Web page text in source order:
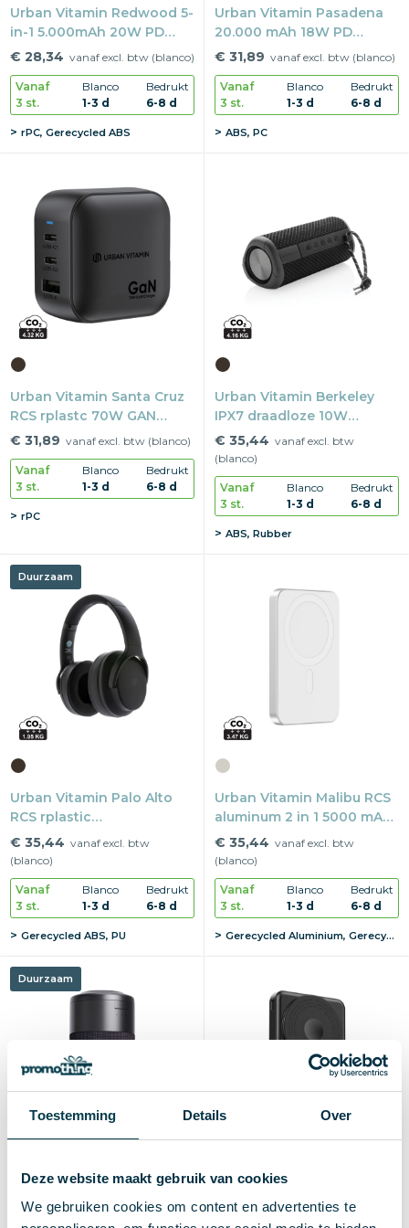
Toestemming Details Over
Deze website maakt gebruik van cookies
We gebruiken cookies om content en advertenties te
Urban Vitamin Redwood 5-
in-1 5.000mAh 20W PD
magn. powerbank
€ 28,34 vanaf excl. btw (blanco)
Vanaf
3 st.
Blanco
1-3 d
Bedrukt
6-8 d
rPC, Gerecycled ABS
Urban Vitamin Pasadena
20.000 mAh 18W PD
powerbank
€ 31,89 vanaf excl. btw (blanco)
Vanaf
3 st.
Blanco
1-3 d
Bedrukt
6-8 d
ABS, PC
Urban Vitamin Santa Cruz
RCS rplastc 70W GAN
oplader
€ 31,89 vanaf excl. btw (blanco)
Vanaf
3 st.
Blanco
1-3 d
Bedrukt
6-8 d
rPC
Urban Vitamin Berkeley
IPX7 draadloze 10W
luidspreker
€ 35,44 vanaf excl. btw
(blanco)
Vanaf
3 st.
Blanco
1-3 d
Bedrukt
6-8 d
ABS, Rubber
Duurzaam
Urban Vitamin Palo Alto
RCS rplastic
hoofdtelefoon
€ 35,44 vanaf excl. btw
(blanco)
Vanaf
3 st.
Blanco
1-3 d
Bedrukt
6-8 d
Gerecycled ABS, PU
Urban Vitamin Malibu RCS
aluminum 2 in 1 5000 mAh
powerbank
€ 35,44 vanaf excl. btw
(blanco)
Vanaf
3 st.
Blanco
1-3 d
Bedrukt
6-8 d
Gerecycled Aluminium, Gerecycled ABS
Duurzaam
Urban Vitamin Anaheim
RCS 10W luidspreker 15W
Urban Vitamin Delano 5-in-